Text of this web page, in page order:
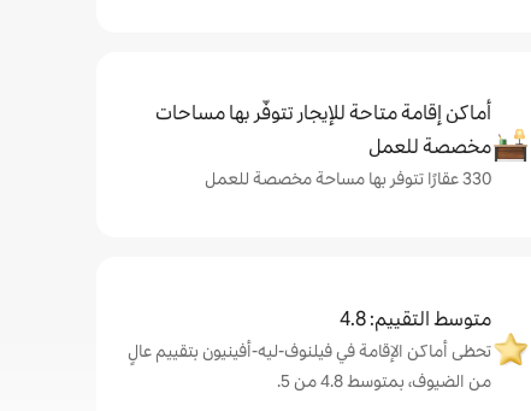
أماكن إقامة متاحة للإيجار تتوفّر بها مساحات
مخصصة للعمل
330 عقارًا تتوفر بها مساحة مخصصة للعمل
متوسط التقييم: 4.8
تحظى أماكن الإقامة في فيلنوف-ليه-أفينيون بتقييم عالٍ
من الضيوف، بمتوسط 4.8 من 5.